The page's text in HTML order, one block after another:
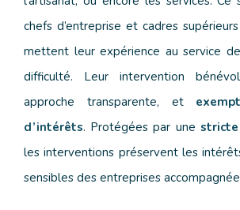
chefs d’entreprise et cadres
mettent leur expérience au service
difficulté. Leur intervention
approche transparente, et
d’intérêts. Protégées par une
les interventions préservent les
sensibles des entreprises